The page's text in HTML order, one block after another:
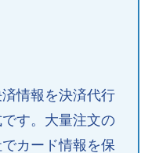
情報を決済代行
す。大量注文の
カード情報を保